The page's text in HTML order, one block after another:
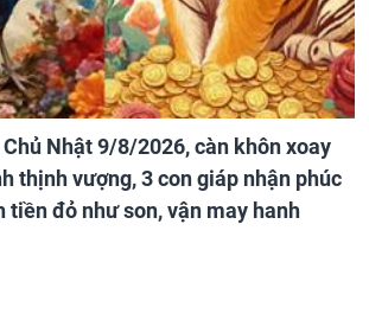
Nhật 9/8/2026, càn khôn xoay
thịnh vượng, 3 con giáp nhận phúc
tiền đỏ như son, vận may hanh